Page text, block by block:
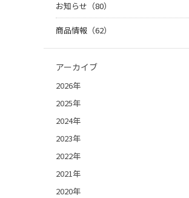
お知らせ（80）
商品情報（62）
アーカイブ
2026年
2025年
2024年
2023年
2022年
2021年
2020年